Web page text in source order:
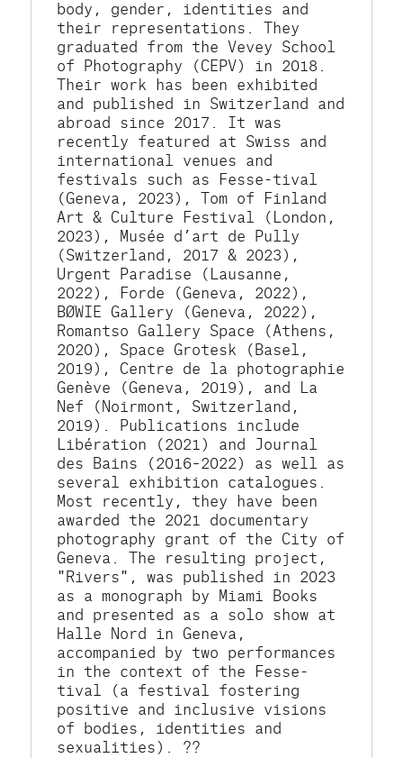
body, gender, identities and
their representations. They
graduated from the Vevey School
of Photography (CEPV) in 2018.
Their work has been exhibited
and published in Switzerland and
abroad since 2017. It was
recently featured at Swiss and
international venues and
festivals such as Fesse-tival
(Geneva, 2023), Tom of Finland
Art & Culture Festival (London,
2023), Musée d’art de Pully
(Switzerland, 2017 & 2023),
Urgent Paradise (Lausanne,
2022), Forde (Geneva, 2022),
BØWIE Gallery (Geneva, 2022),
Romantso Gallery Space (Athens,
2020), Space Grotesk (Basel,
2019), Centre de la photographie
Genève (Geneva, 2019), and La
Nef (Noirmont, Switzerland,
2019). Publications include
Libération (2021) and Journal
des Bains (2016–2022) as well as
several exhibition catalogues.
Most recently, they have been
awarded the 2021 documentary
photography grant of the City of
Geneva. The resulting project,
"Rivers", was published in 2023
as a monograph by Miami Books
and presented as a solo show at
Halle Nord in Geneva,
accompanied by two performances
in the context of the Fesse-
tival (a festival fostering
positive and inclusive visions
of bodies, identities and
sexualities). ??